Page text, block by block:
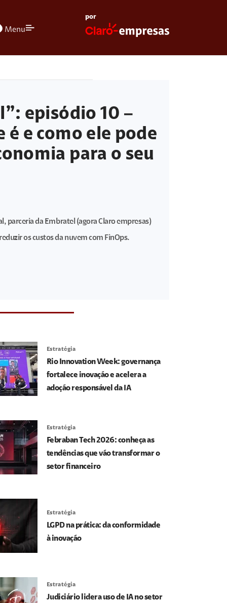
Menu
por
episódio 10 –
é e como ele pode
para o seu
parceria da Embratel (agora Claro empresas)
os custos da nuvem com FinOps.
Estratégia
Rio Innovation Week: governança
fortalece inovação e acelera a
adoção responsável da IA
Estratégia
Febraban Tech 2026: conheça as
tendências que vão transformar o
setor financeiro
Estratégia
LGPD na prática: da conformidade
à inovação
Estratégia
Judiciário lidera uso de IA no setor